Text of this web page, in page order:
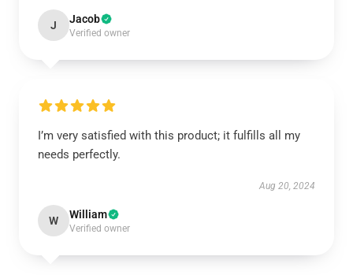
J Jacob
Verified owner
I’m very satisfied with this product; it fulfills all my
needs perfectly.
Aug 20, 2024
W William
Verified owner